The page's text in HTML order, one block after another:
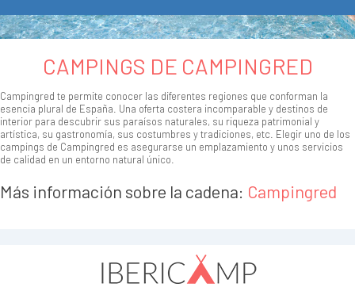
CAMPINGS DE CAMPINGRED
Campingred te permite conocer las diferentes regiones que conforman la
esencia plural de España. Una oferta costera incomparable y destinos de
interior para descubrir sus paraísos naturales, su riqueza patrimonial y
artística, su gastronomía, sus costumbres y tradiciones, etc. Elegir uno de los
campings de Campingred es asegurarse un emplazamiento y unos servicios
de calidad en un entorno natural único.
Más información sobre la cadena: Campingred